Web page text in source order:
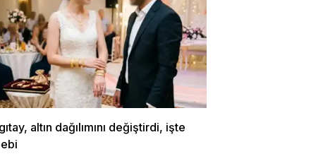
altın dağılımını değiştirdi, işte